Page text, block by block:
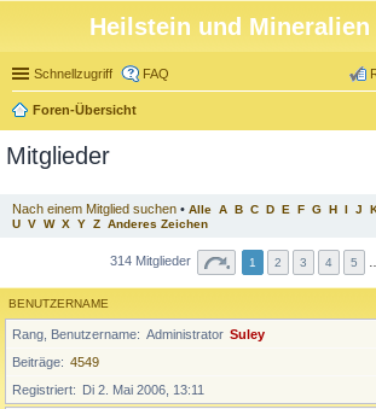
Heilstein und Mineralien
Schnellzugriff FAQ
Foren-Übersicht
Mitglieder
Nach einem Mitglied suchen • Alle A B C D E F G H I J
U V W X Y Z Anderes Zeichen
314 Mitglieder 1 2 3 4 5
BENUTZERNAME
Rang, Benutzername Administrator Suley
Beiträge
4549
Registriert
Di 2. Mai 2006, 13:11